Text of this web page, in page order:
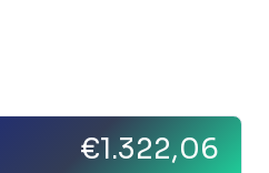
€1.322,06